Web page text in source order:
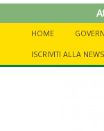
HOME
ISCRIVITI ALLA